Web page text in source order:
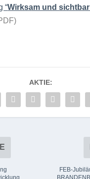
“Wirk­sam und
AKTIE:
FEB-